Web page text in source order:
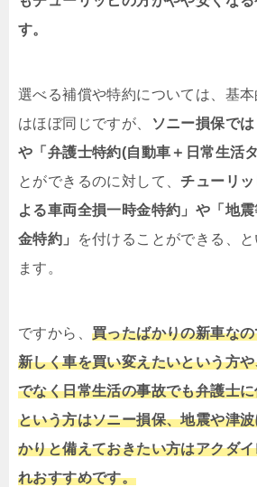
す。
選べる補償や特約については、基
はほぼ同じですが、
ソニー損保では
や「弁護士特約(自動車＋日常生活タ
とができるのに対して、チューリ
よる車両全損一時金特約」や「地
金特約」
を付けることができる、
ます。
ですから、 買ったばかりの新車な
新しく車を買い変えたいという方
でなく日常生活の事故でも弁護士
という方はソニー損保、地震や津
かりと備えておきたい方はアクダ
れおすすめです。